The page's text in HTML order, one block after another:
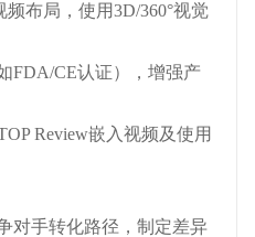
布局，使用3D/360°视觉
FDA/CE认证），增强产
Review嵌入视频及使用
对手转化路径，制定差异